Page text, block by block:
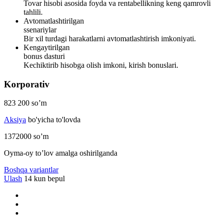
Tovar hisobi asosida foyda va rentabellikning keng qamrovli
tahlili.
Avtomatlashtirilgan
ssenariylar
Bir xil turdagi harakatlarni avtomatlashtirish imkoniyati.
Kengaytirilgan
bonus dasturi
Kechiktirib hisobga olish imkoni, kirish bonuslari.
Korporativ
823 200 so’m
Aksiya bo'yicha to'lovda
1372000 so’m
Oyma-oy to’lov amalga oshirilganda
Boshqa variantlar
Ulash 14 kun bepul